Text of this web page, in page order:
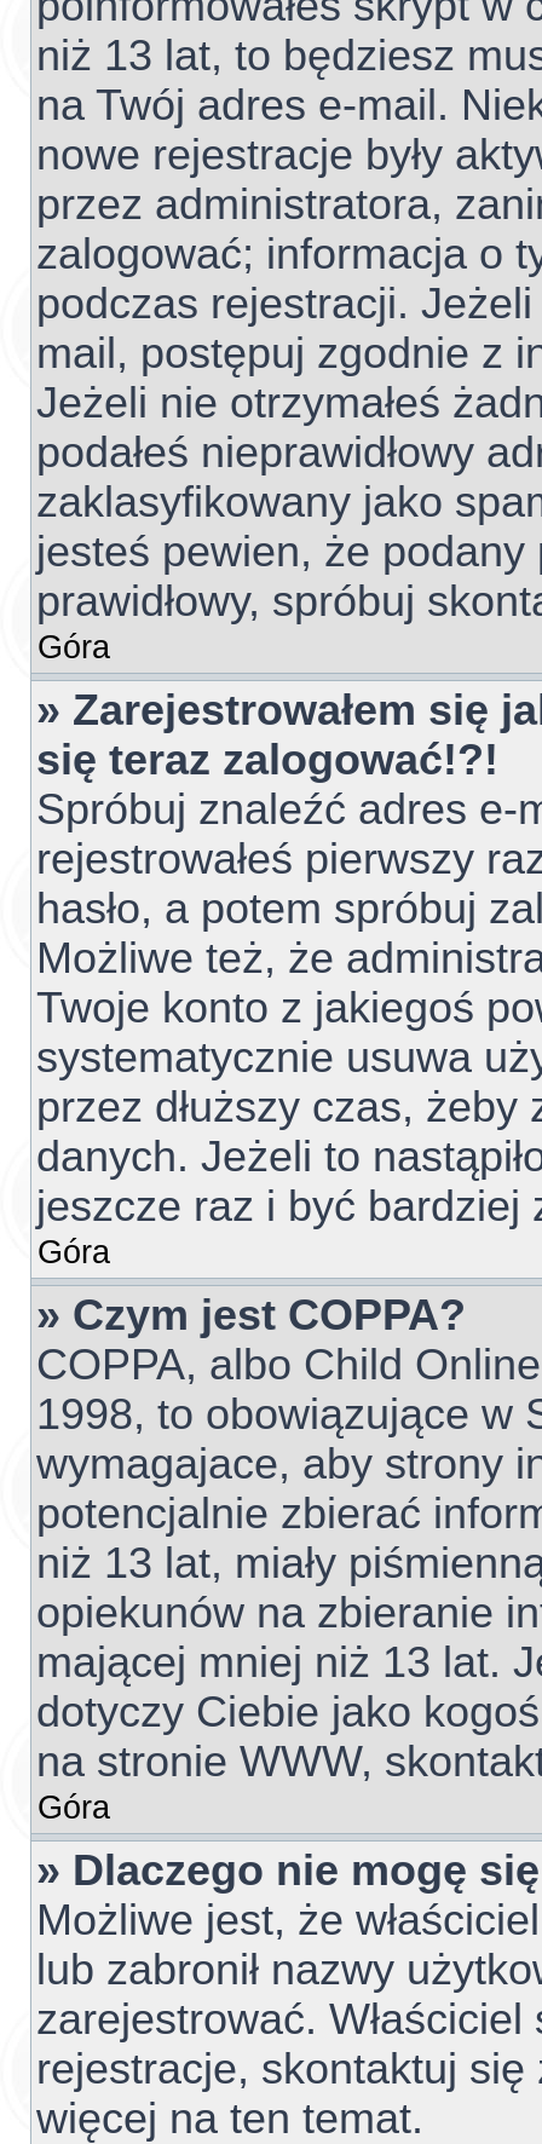
niż 13 lat, to będziesz
na Twój adres e-mail.
nowe rejestracje były
przez administratora,
zalogować; informacja o
podczas rejestracji. Jeżeli
mail, postępuj zgodnie z
Jeżeli nie otrzymałeś
podałeś nieprawidłowy
zaklasyfikowany jako
jesteś pewien, że
prawidłowy, spróbuj
Góra
» Zarejestrowałem się
się teraz zalogować!?!
Spróbuj znaleźć adres e-
rejestrowałeś pierwszy
hasło, a potem spróbuj
Możliwe też, że
Twoje konto z jakiegoś
systematycznie usuwa
przez dłuższy czas,
danych. Jeżeli to
jeszcze raz i być
Góra
» Czym jest COPPA?
COPPA, albo Child
1998, to obowiązujące w
wymagajace, aby strony
potencjalnie zbierać
niż 13 lat, miały
opiekunów na zbieranie
mającej mniej niż 13 lat.
dotyczy Ciebie jako
na stronie WWW,
Góra
» Dlaczego nie mogę
Możliwe jest, że
lub zabronił nazwy
zarejestrować.
rejestracje, skontaktuj
więcej na ten temat.